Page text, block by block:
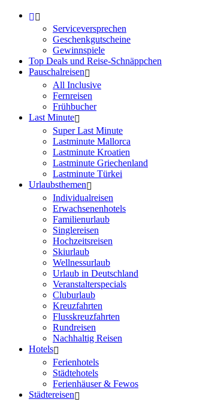
Serviceversprechen
Geschenkgutscheine
Gewinnspiele
Top Deals und Reise-Schnäppchen
Pauschalreisen
All Inclusive
Fernreisen
Frühbucher
Last Minute
Super Last Minute
Lastminute Mallorca
Lastminute Kroatien
Lastminute Griechenland
Lastminute Türkei
Urlaubsthemen
Individualreisen
Erwachsenenhotels
Familienurlaub
Singlereisen
Hochzeitsreisen
Skiurlaub
Wellnessurlaub
Urlaub in Deutschland
Veranstalterspecials
Cluburlaub
Kreuzfahrten
Flusskreuzfahrten
Rundreisen
Nachhaltig Reisen
Hotels
Ferienhotels
Städtehotels
Ferienhäuser & Fewos
Städtereisen